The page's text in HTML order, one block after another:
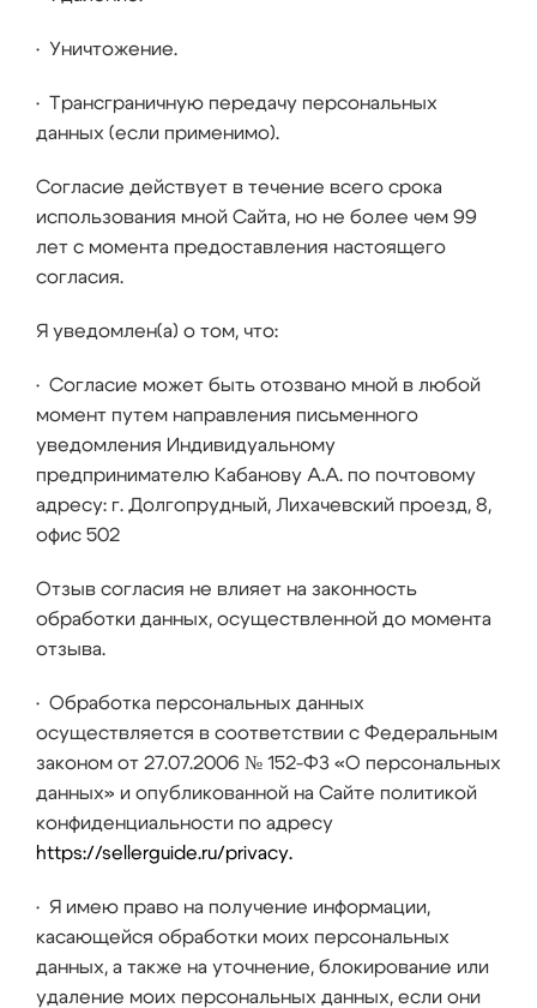
• Уничтожение.
• Трансграничную передачу персональных
данных (если применимо).
Согласие действует в течение всего срока
использования мной Сайта, но не более чем 99
лет с момента предоставления настоящего
согласия.
Я уведомлен(а) о том, что:
• Согласие может быть отозвано мной в любой
момент путем направления письменного
уведомления Индивидуальному
предпринимателю Кабанову А.А. по почтовому
адресу: г. Долгопрудный, Лихачевский проезд, 8,
офис 502
Отзыв согласия не влияет на законность
обработки данных, осуществленной до момента
отзыва.
• Обработка персональных данных
осуществляется в соответствии с Федеральным
законом от 27.07.2006 № 152-ФЗ «О персональных
данных» и опубликованной на Сайте политикой
конфиденциальности по адресу
https://sellerguide.ru/privacy.
• Я имею право на получение информации,
касающейся обработки моих персональных
данных, а также на уточнение, блокирование или
удаление моих персональных данных, если они